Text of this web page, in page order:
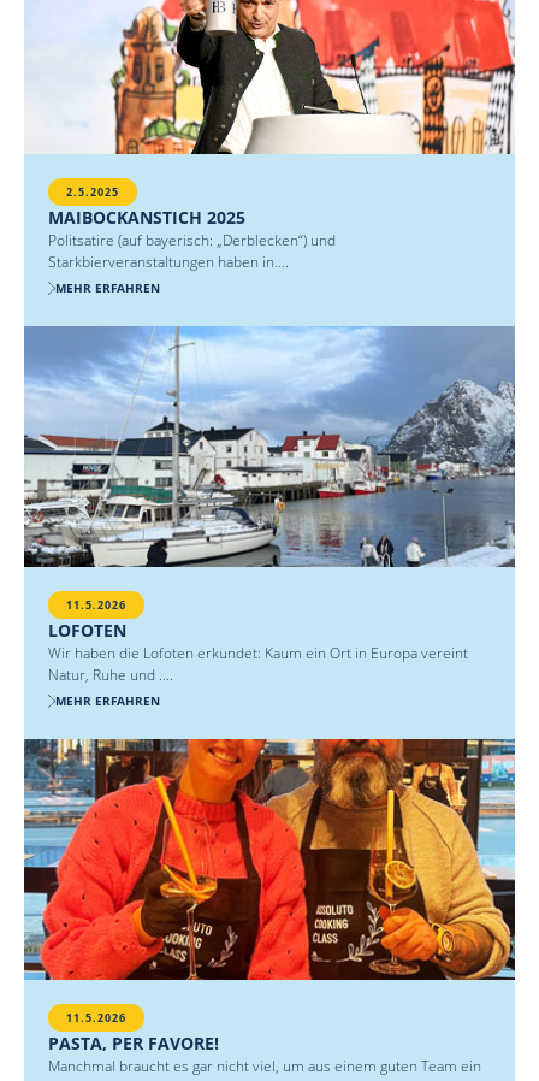
2.5.2025
MAIBOCKANSTICH 2025
Politsatire (auf bayerisch: „Derblecken“) und
Starkbierveranstaltungen haben in....
MEHR ERFAHREN
11.5.2026
LOFOTEN
Wir haben die Lofoten erkundet: Kaum ein Ort in Europa vereint
Natur, Ruhe und ....
MEHR ERFAHREN
11.5.2026
PASTA, PER FAVORE!
Manchmal braucht es gar nicht viel, um aus einem guten Team ein